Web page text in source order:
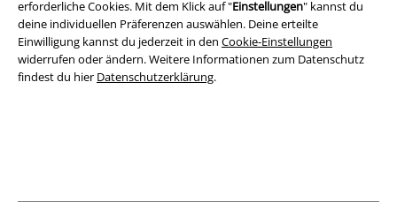
erforderliche Cookies. Mit dem Klick auf "Einstellungen" kannst du
deine individuellen Präferenzen auswählen. Deine erteilte
Einwilligung kannst du jederzeit in den Cookie-Einstellungen
widerrufen oder ändern. Weitere Informationen zum Datenschutz
findest du hier Datenschutzerklärung.
Entsorgung und Umweltschutz
Konformitätserklärung